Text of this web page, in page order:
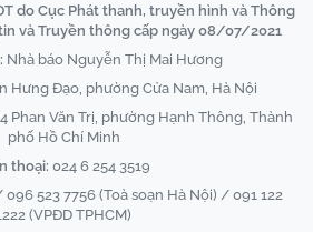
do Cục Phát thanh, truyền hình và Thông
và Truyền thông cấp ngày 08/07/2021
Nhà báo Nguyễn Thị Mai Hương
Hưng Đạo, phường Cửa Nam, Hà Nội
Phan Văn Trị, phường Hạnh Thông, Thành
phố Hồ Chí Minh
thoại: 024 6 254 3519
523 7756 (Toà soạn Hà Nội) / 091 122
(VPĐD TPHCM)